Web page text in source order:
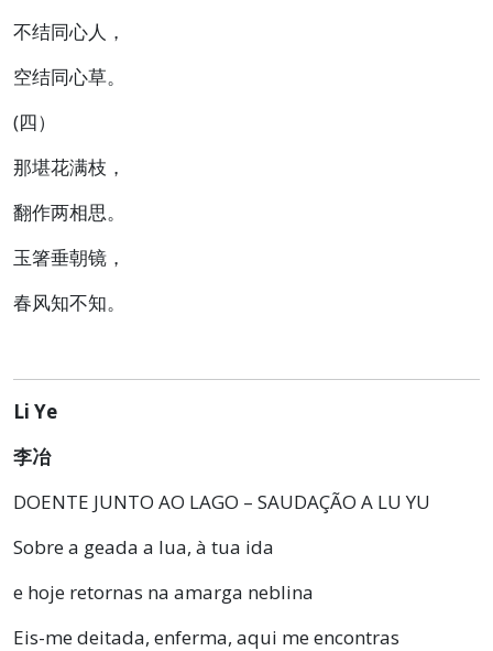
不结同心人，
空结同心草。
(四）
那堪花满枝，
翻作两相思。
玉箸垂朝镜，
春风知不知。
Li Ye
李冶
DOENTE JUNTO AO LAGO – SAUDAÇÃO A LU YU
Sobre a geada a lua, à tua ida
e hoje retornas na amarga neblina
Eis-me deitada, enferma, aqui me encontras